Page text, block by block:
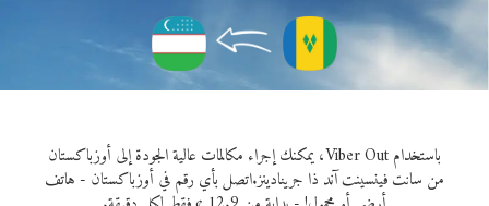
باستخدام Viber Out، يمكنك إجراء مكالمات عالية الجودة إلى أوزباكستان
من سانت فينسينت آند ذا جرينادينز.اتصل بأي رقم في أوزباكستان - هاتف